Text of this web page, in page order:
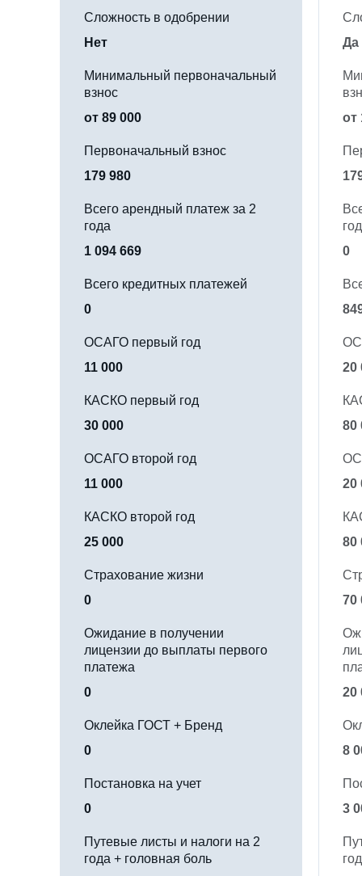
Сложность в одобрении
Нет
Минимальный первоначальный
взнос
от 89 000
Первоначальный взнос
179 980
Всего арендный платеж за 2
года
1 094 669
Всего кредитных платежей
0
ОСАГО первый год
11 000
КАСКО первый год
30 000
ОСАГО второй год
11 000
КАСКО второй год
25 000
Страхование жизни
0
Ожидание в получении
лицензии до выплаты первого
платежа
0
Оклейка ГОСТ + Бренд
0
Постановка на учет
0
Путевые листы и налоги на 2
года + головная боль
Да
от
0
20
80
20
80
70
20
8
3